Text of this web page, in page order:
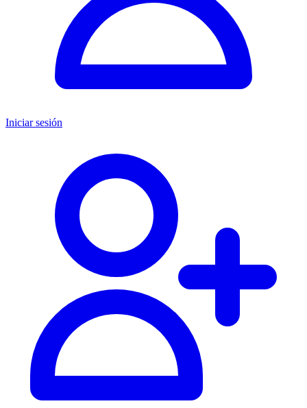
Iniciar sesión